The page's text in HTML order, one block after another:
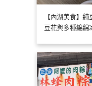
【內湖美食】
豆花與多種綿綿